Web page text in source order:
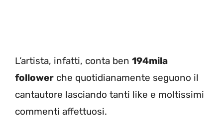
L’artista, infatti, conta ben 194mila
follower che quotidianamente seguono il
cantautore lasciando tanti like e moltissimi
commenti affettuosi.